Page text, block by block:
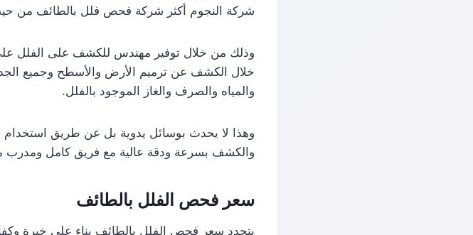
شركة النجوم أكثر شركة فحص فلل بالطائف من حيث
وذلك من خلال توفير مهندس للكشف على الفلل
خلال الكشف عن ترميم الأرض والأسطح وجميع
والمياه والصرف والغاز الموجود بالفلل.
وهذا لا يحدث بوسائل يدوية بل عن طريق استخدام
والكشف بسرعة ودقة عالية مع فريق كامل ومدرب
سعر فحص الفلل بالطائف
يتحدد سعر فحص الفلل بالطائف بناء على خبرة